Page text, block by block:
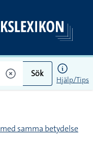
Sök
Hjälp/Tips
samma betydelse